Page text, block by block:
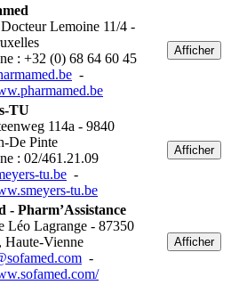
Lemoine 11/4 -
: +32 (0) 68 64 60 45
-
Afficher
TU
114a - 9840
De Pinte
: 02/461.21.09
tu.be -
tu.be
Afficher
- Pharm’Assistance
Léo Lagrange - 87350
Haute-Vienne
-
Afficher